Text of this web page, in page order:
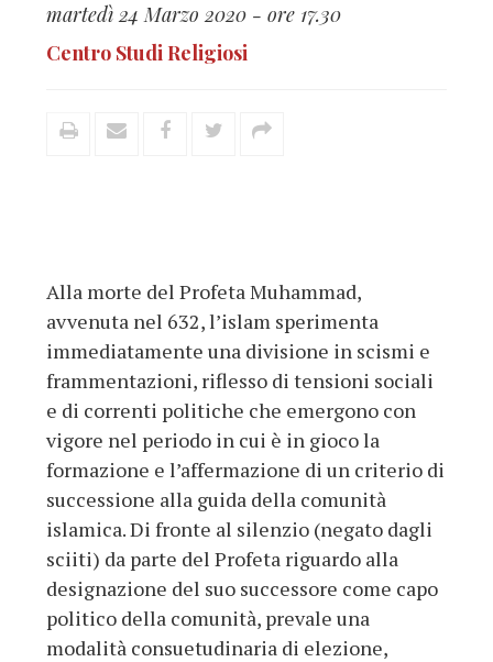
martedì 24 Marzo 2020 - ore 17.30
Centro Studi Religiosi
Alla morte del Profeta Muhammad,
avvenuta nel 632, l’islam sperimenta
immediatamente una divisione in scismi e
frammentazioni, riflesso di tensioni sociali
e di correnti politiche che emergono con
vigore nel periodo in cui è in gioco la
formazione e l’affermazione di un criterio di
successione alla guida della comunità
islamica. Di fronte al silenzio (negato dagli
sciiti) da parte del Profeta riguardo alla
designazione del suo successore come capo
politico della comunità, prevale una
modalità consuetudinaria di elezione,